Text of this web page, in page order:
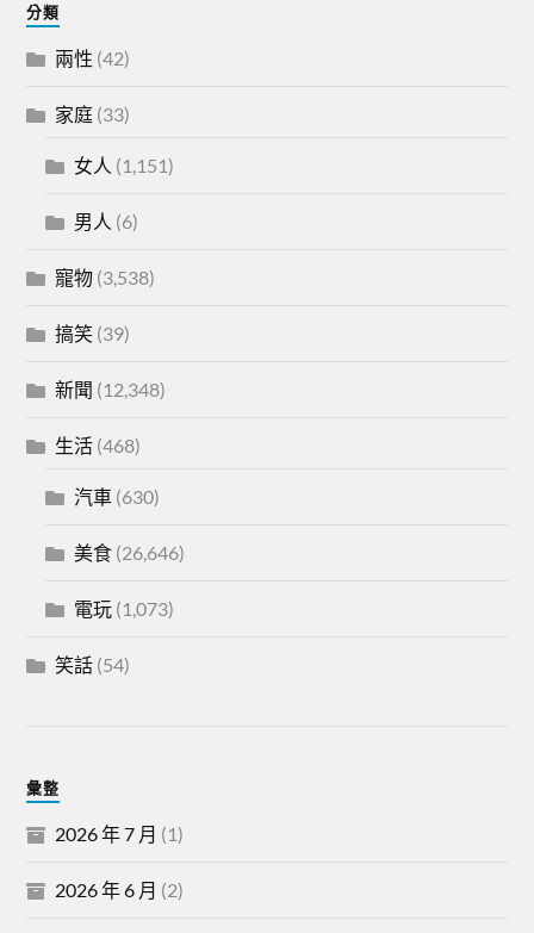
分類
兩性 (42)
家庭 (33)
女人 (1,151)
男人 (6)
寵物 (3,538)
搞笑 (39)
新聞 (12,348)
生活 (468)
汽車 (630)
美食 (26,646)
電玩 (1,073)
笑話 (54)
彙整
2026 年 7 月 (1)
2026 年 6 月 (2)